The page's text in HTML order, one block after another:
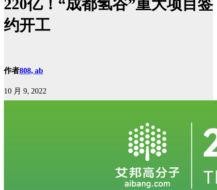
220亿！“成都氢谷”重大项目签
约开工
作者808, ab
10 月 9, 2022